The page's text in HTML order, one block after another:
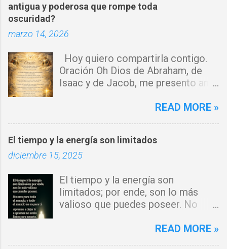
a
r
i
s
antigua y poderosa que rompe toda
oscuridad?
marzo 14, 2026
Hoy quiero compartirla contigo.
Oración Oh Dios de Abraham, de
Isaac y de Jacob, me presento ante
por donde haya entrado la maldad.
Que tus ángeles guerreros cuiden
mi hogar y que el fuego del Espíritu
alrededor. Por el poder del Cordero
de Dios, rompo cadenas, destruyo
amarres y anulo toda palabra de
envidia o depresión, envíala al
READ MORE »
El tiempo y la energía son limitados
diciembre 15, 2025
El tiempo y la energía son
limitados; por ende, son lo más
valioso que puedes poseer. No
mundo no es para ti. Aprende a
READ MORE »